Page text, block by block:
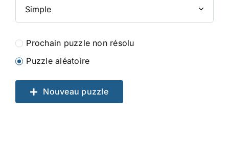
Prochain puzzle non résolu
Puzzle aléatoire
Nouveau puzzle